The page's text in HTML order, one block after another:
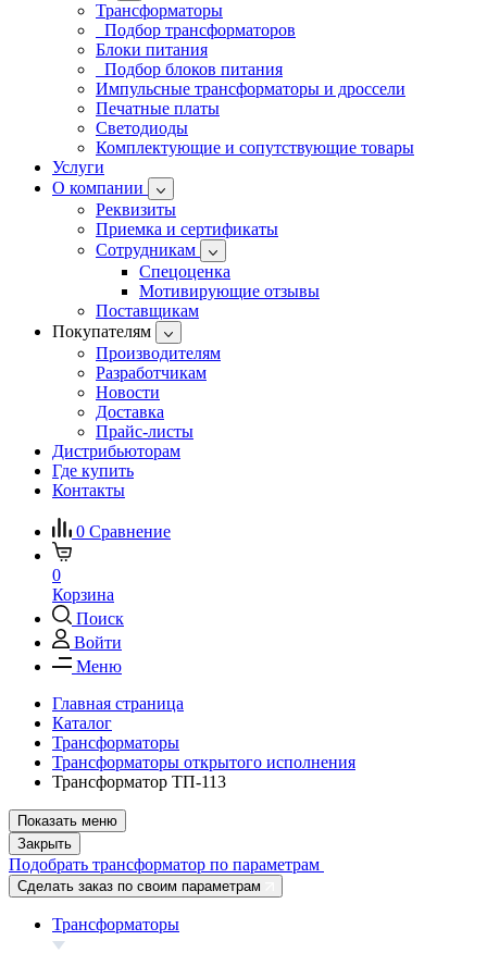
Трансформаторы
Подбор трансформаторов
Блоки питания
Подбор блоков питания
Импульсные трансформаторы и дроссели
Печатные платы
Светодиоды
Комплектующие и сопутствующие товары
Услуги
О компании
Реквизиты
Приемка и сертификаты
Сотрудникам
Спецоценка
Мотивирующие отзывы
Поставщикам
Покупателям
Производителям
Разработчикам
Новости
Доставка
Прайс-листы
Дистрибьюторам
Где купить
Контакты
0 Сравнение
0
Корзина
Поиск
Войти
Меню
Главная страница
Каталог
Трансформаторы
Трансформаторы открытого исполнения
Трансформатор ТП-113
Показать меню
Закрыть
Подобрать трансформатор по параметрам
Сделать заказ по своим параметрам
Трансформаторы